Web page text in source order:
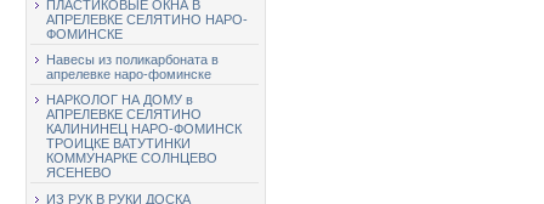
ПЛАСТИКОВЫЕ ОКНА В
АПРЕЛЕВКЕ СЕЛЯТИНО НАРО-
ФОМИНСКЕ
Навесы из поликарбоната в
апрелевке наро-фоминске
НАРКОЛОГ НА ДОМУ в
АПРЕЛЕВКЕ СЕЛЯТИНО
КАЛИНИНЕЦ НАРО-ФОМИНСК
ТРОИЦКЕ ВАТУТИНКИ
КОММУНАРКЕ СОЛНЦЕВО
ЯСЕНЕВО
ИЗ РУК В РУКИ ДОСКА